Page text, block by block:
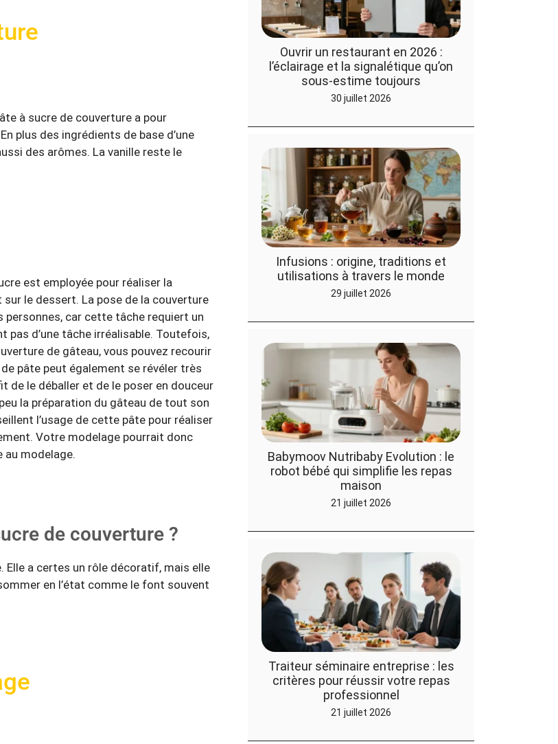
à sucre de couverture a pour
plus des ingrédients de base d’une
des arômes. La vanille reste le
est employée pour réaliser la
sur le dessert. La pose de la couverture
personnes, car cette tâche requiert un
pas d’une tâche irréalisable. Toutefois,
de gâteau, vous pouvez recourir
pâte peut également se révéler très
de le déballer et de le poser en douceur
la préparation du gâteau de tout son
l’usage de cette pâte pour réaliser
Votre modelage pourrait donc
au modelage.
de couverture ?
a certes un rôle décoratif, mais elle
en l’état comme le font souvent
Ouvrir un restaurant en 2026 :
l’éclairage et la signalétique qu’on
sous-estime toujours
30 juillet 2026
Infusions : origine, traditions et
utilisations à travers le monde
29 juillet 2026
Babymoov Nutribaby Evolution : le
robot bébé qui simplifie les repas
maison
21 juillet 2026
Traiteur séminaire entreprise : les
critères pour réussir votre repas
professionnel
21 juillet 2026